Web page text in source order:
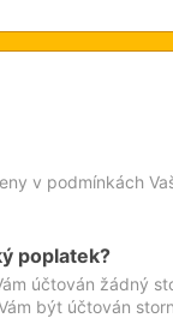
v podmínkách
poplatek?
účtován žádný
být účtován